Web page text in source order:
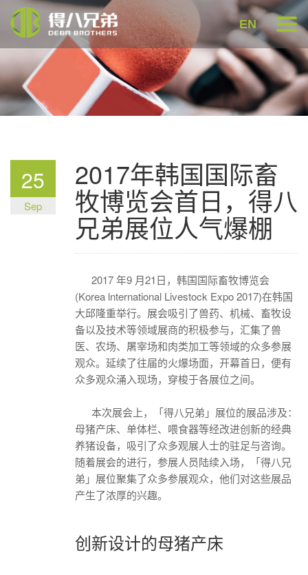
EN
25
Sep
2017年韩国国际畜
牧博览会首日，得八
兄弟展位人气爆棚
2017 年9 月21日，韩国国际畜牧博览会
(Korea lnternational Livestock Expo 2017)在韩国
大邱隆重举行。展会吸引了兽药、机械、畜牧设
备以及技术等领域展商的积极参与，汇集了兽
医、农场、屠宰场和肉类加工等领域的众多参展
观众。延续了往届的火爆场面，开幕首日，便有
众多观众涌入现场，穿梭于各展位之间。
本次展会上，「得八兄弟」展位的展品涉及：
母猪产床、单体栏、喂食器等经改进创新的经典
养猪设备，吸引了众多观展人士的驻足与咨询。
随着展会的进行，参展人员陆续入场，「得八兄
弟」展位聚集了众多参展观众，他们对这些展品
产生了浓厚的兴趣。
创新设计的母猪产床